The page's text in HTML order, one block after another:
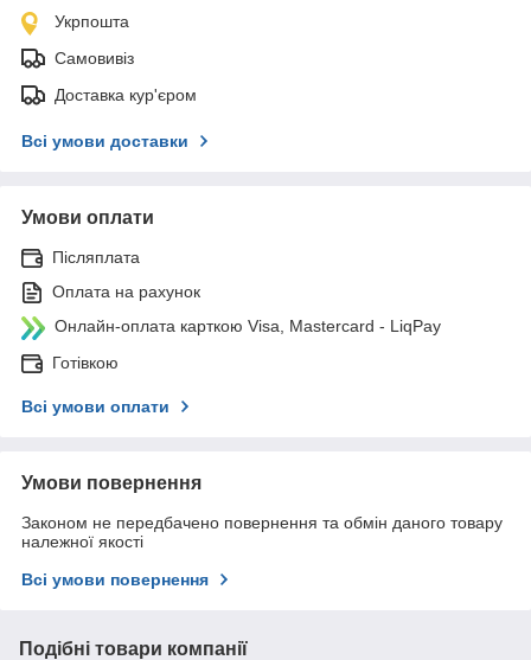
Укрпошта
Самовивіз
Доставка кур'єром
Всі умови доставки
Умови оплати
Післяплата
Оплата на рахунок
Онлайн-оплата карткою Visa, Mastercard - LiqPay
Готівкою
Всі умови оплати
Умови повернення
Законом не передбачено повернення та обмін даного товару
належної якості
Всі умови повернення
Подібні товари компанії